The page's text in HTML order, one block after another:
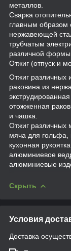
металлов.
Сварка
главным образом
нержавеющей
трубчатым
различной формы.
Отжиг (отпуск и
Отжиг различных
раковина из
отожженная
и чашка.
Отжиг различных
мяча для гольфа,
кухонная
алюминиевое
алюминиевые
Скрыть
Условия
Доставка